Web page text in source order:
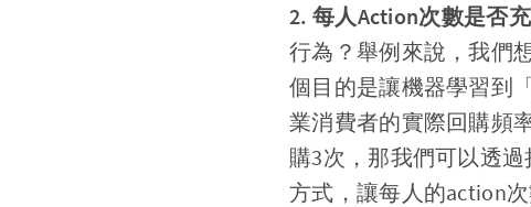
2. 每人Action次數是否
行為？舉例來說，我們
個目的是讓機器學習到
業消費者的實際回購頻
購3次，那我們可以透
方式，讓每人的action次